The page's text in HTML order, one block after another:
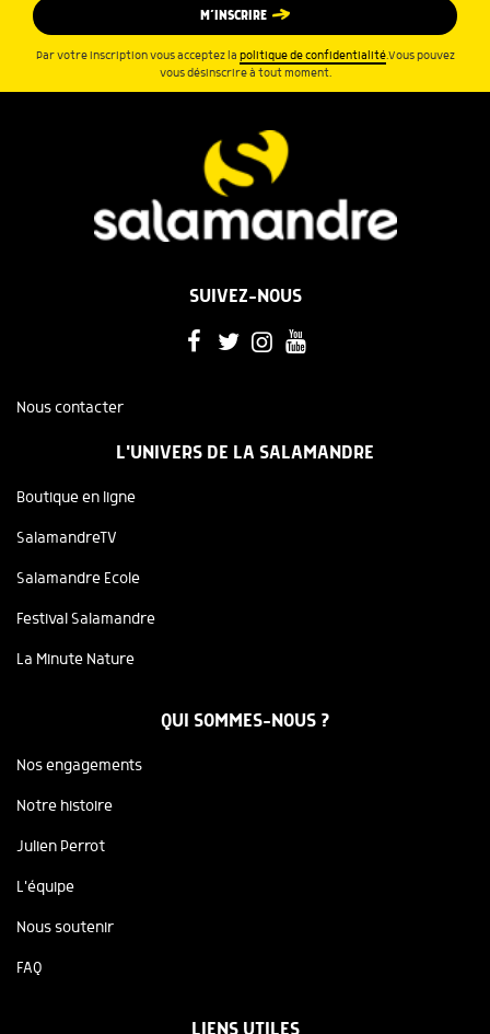
M’INSCRIRE
Par votre inscription vous acceptez la politique de confidentialité.Vous pouvez
vous désinscrire à tout moment.
SUIVEZ-NOUS
Nous contacter
L'UNIVERS DE LA SALAMANDRE
Boutique en ligne
SalamandreTV
Salamandre Ecole
Festival Salamandre
La Minute Nature
QUI SOMMES-NOUS ?
Nos engagements
Notre histoire
Julien Perrot
L'équipe
Nous soutenir
FAQ